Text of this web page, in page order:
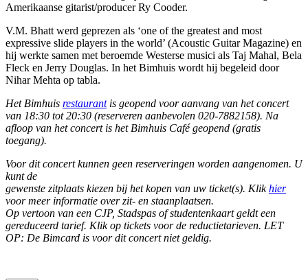
Amerikaanse gitarist/producer Ry Cooder.
V.M. Bhatt werd geprezen als ‘one of the greatest and most
expressive slide players in the world’ (Acoustic Guitar Magazine) en
hij werkte samen met beroemde Westerse musici als Taj Mahal, Bela
Fleck en Jerry Douglas. In het Bimhuis wordt hij begeleid door
Nihar Mehta op tabla.
Het Bimhuis restaurantis geopend voor aanvang van het concert
van 18:30 tot 20:30 (reserveren aanbevolen 020-7882158). Na
afloop van het concert is het Bimhuis Café geopend (gratis
toegang).
Voor dit concert kunnen geen reserveringen worden aangenomen. U
kunt de
gewenste zitplaats kiezen bij het kopen van uw ticket(s). Klikhier
voor meer informatie over zit- en staanplaatsen.
Op vertoon van een CJP, Stadspas of studentenkaart geldt een
gereduceerd tarief. Klik op tickets voor de reductietarieven. LET
OP: De Bimcard is voor dit concert niet geldig.